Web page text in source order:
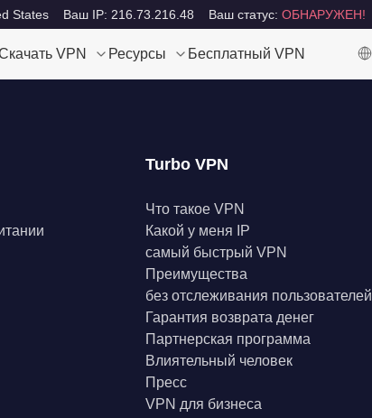
States Ваш IP: 216.73.216.48 Ваш статус: ОБНАРУЖЕН!
VPN Ресурсы Бесплатный VPN
Turbo VPN
Что такое VPN
Какой у меня IP
самый быстрый VPN
Преимущества
без отслеживания пользователей
Гарантия возврата денег
Партнерская программа
Влиятельный человек
Пресс
VPN для бизнеса